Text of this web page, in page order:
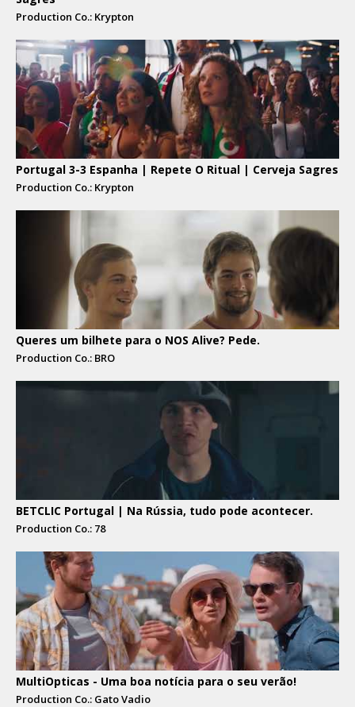
Production Co.: Krypton
Portugal 3-3 Espanha | Repete O Ritual | Cerveja Sagres
Production Co.: Krypton
Queres um bilhete para o NOS Alive? Pede.
Production Co.: BRO
BETCLIC Portugal | Na Rússia, tudo pode acontecer.
Production Co.: 78
MultiOpticas - Uma boa notícia para o seu verão!
Production Co.: Gato Vadio